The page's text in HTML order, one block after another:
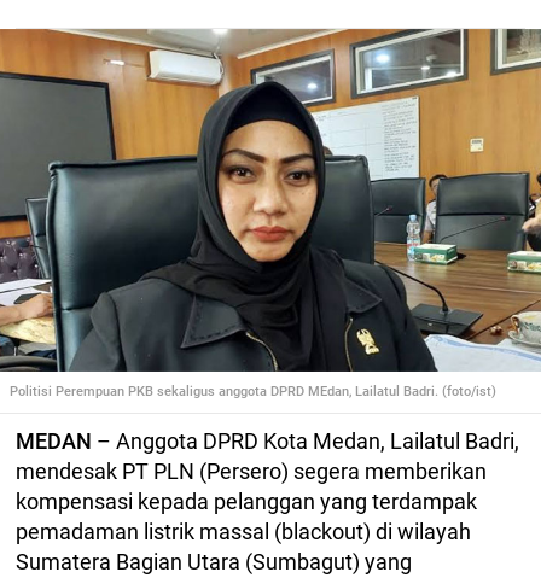
Politisi Perempuan PKB sekaligus anggota DPRD MEdan, Lailatul Badri. (foto/ist)
MEDAN – Anggota DPRD Kota Medan, Lailatul Badri,
mendesak PT PLN (Persero) segera memberikan
kompensasi kepada pelanggan yang terdampak
pemadaman listrik massal (blackout) di wilayah
Sumatera Bagian Utara (Sumbagut) yang